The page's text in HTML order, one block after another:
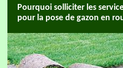
Pourquoi solliciter les
pour la pose de gazon en